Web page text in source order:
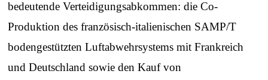
bedeutende Verteidigungsabkommen: die Co-
Produktion des französisch-italienischen SAMP/T
bodengestützten Luftabwehrsystems mit Frankreich
und Deutschland sowie den Kauf von